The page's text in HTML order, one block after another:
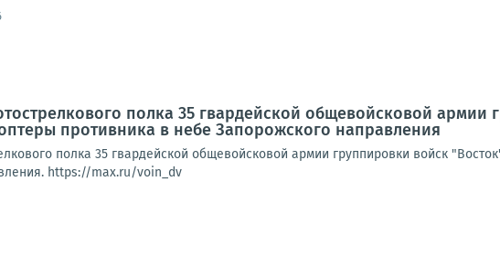
полка 35 гвардейской общевойсковой армии
противника в небе Запорожского направления
полка 35 гвардейской общевойсковой армии группировки войск
https://max.ru/voin_dv